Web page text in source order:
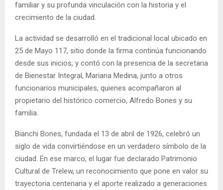
familiar y su profunda vinculación con la historia y el
crecimiento de la ciudad.
La actividad se desarrolló en el tradicional local ubicado en
25 de Mayo 117, sitio donde la firma continúa funcionando
desde sus inicios, y contó con la presencia de la secretaria
de Bienestar Integral, Mariana Medina, junto a otros
funcionarios municipales, quienes acompañaron al
propietario del histórico comercio, Alfredo Bones y su
familia.
Bianchi Bones, fundada el 13 de abril de 1926, celebró un
siglo de vida convirtiéndose en un verdadero símbolo de la
ciudad. En ese marco, el lugar fue declarado Patrimonio
Cultural de Trelew, un reconocimiento que pone en valor su
trayectoria centenaria y el aporte realizado a generaciones